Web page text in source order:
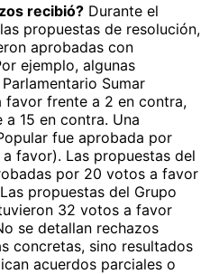
recibió? Durante el
propuestas de resolución,
aprobadas con
ejemplo, algunas
Sumar
frente a 2 en contra,
15 en contra. Una
fue aprobada por
favor). Las propuestas del
por 20 votos a favor
propuestas del Grupo
32 votos a favor
se detallan rechazos
concretas, sino resultados
acuerdos parciales o